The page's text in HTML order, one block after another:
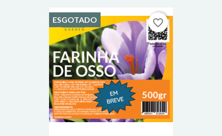
ESGOTADO favorite_border